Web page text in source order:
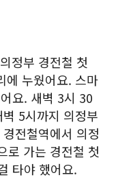
정부 경전철 첫
에 누웠어요. 스마
요. 새벽 3시 30
5시까지 의정부
전철역에서 의정
로 가는 경전철 첫
타야 했어요.